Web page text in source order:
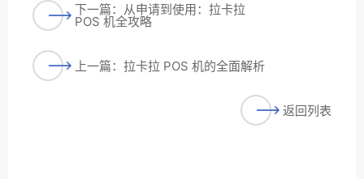
下一篇：从申请到使用：拉卡拉
POS 机全攻略
上一篇：拉卡拉 POS 机的全面解析
返回列表